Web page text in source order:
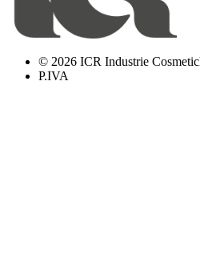
© 2026 ICR Industrie
P.IVA